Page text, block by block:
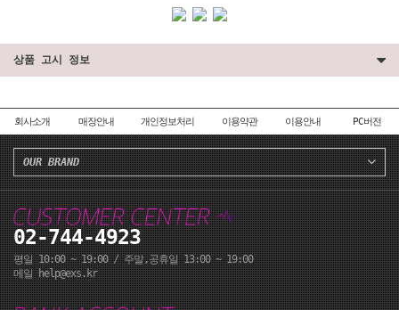
페이코 ID로 페이코
상품 고시 정보
회사소개 매장안내 개인정보처리 이용약관 이용안내 PC버전
OUR BRAND
02-744-4923
평일 10:00 ~ 19:00 / 주말,공휴일 13:00 ~ 19:00
메일 help@exs.kr